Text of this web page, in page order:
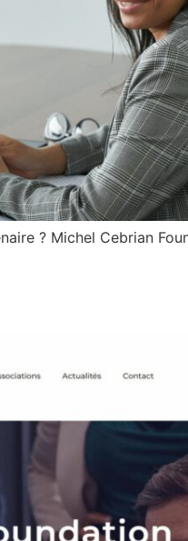
? Michel Cebrian